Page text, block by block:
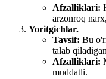
Afzalliklari:
arzonroq
Yoritgichlar.
Tavsif: Bu
talab
Afzalliklari:
muddatli.